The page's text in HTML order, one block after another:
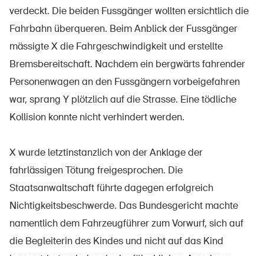
Kampagnen
Bestellen & herunterladen
Kurse & Veranstaltungen
Rechtsfragen & Gerichtsentscheide
Sicherheitsdelegierte & Gemeinden
Kontakt & Beratung
verdeckt. Die beiden Fussgänger wollten ersichtlich die
Fahrbahn überqueren. Beim Anblick der Fussgänger
mässigte X die Fahrgeschwindigkeit und erstellte
Bremsbereitschaft. Nachdem ein bergwärts fahrender
Personenwagen an den Fussgängern vorbeigefahren
war, sprang Y plötzlich auf die Strasse. Eine tödliche
Kollision konnte nicht verhindert werden.
X wurde letztinstanzlich von der Anklage der
fahrlässigen Tötung freigesprochen. Die
Staatsanwaltschaft führte dagegen erfolgreich
Nichtigkeitsbeschwerde. Das Bundesgericht machte
namentlich dem Fahrzeugführer zum Vorwurf, sich auf
die Begleiterin des Kindes und nicht auf das Kind